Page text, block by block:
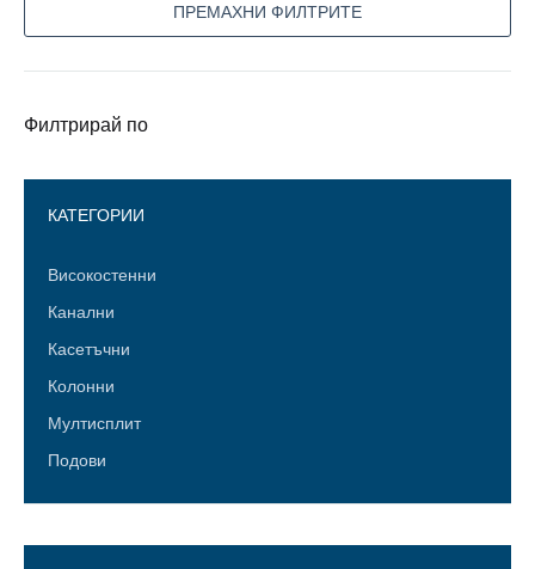
ПРЕМАХНИ ФИЛТРИТЕ
Филтрирай по
КАТЕГОРИИ
Високостенни
Канални
Касетъчни
Колонни
Мултисплит
Подови